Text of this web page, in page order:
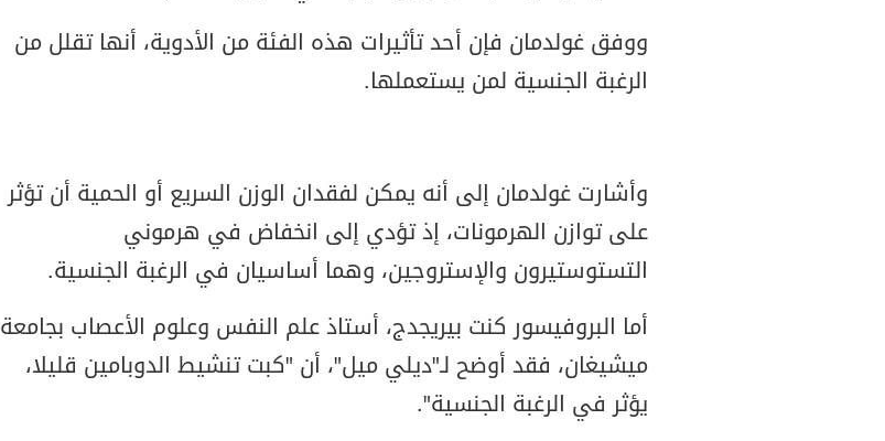
ووفق غولدمان فإن أحد تأثيرات هذه الفئة من الأدوية، أنها تقلل من
الرغبة الجنسية لمن يستعملها.
وأشارت غولدمان إلى أنه يمكن لفقدان الوزن السريع أو الحمية أن تؤثر
على توازن الهرمونات، إذ تؤدي إلى انخفاض في هرموني
التستوستيرون والإستروجين، وهما أساسيان في الرغبة الجنسية.
أما البروفيسور كنت بيريجدج، أستاذ علم النفس وعلوم الأعصاب بجامعة
ميشيغان، فقد أوضح لـ"ديلي ميل"، أن "كبت تنشيط الدوبامين قليلا،
يؤثر في الرغبة الجنسية".